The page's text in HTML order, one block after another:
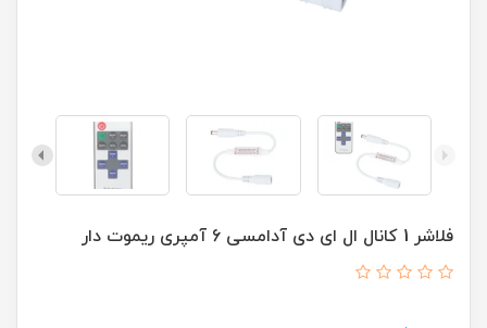
فلاشر 1 کانال ال ای دی آدامسی 6 آمپری ریموت دار